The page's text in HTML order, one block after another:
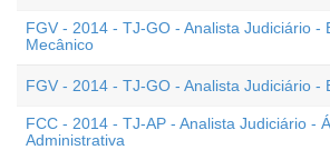
FGV - 2014 - TJ-GO - Analista Judiciário -
Mecânico
FGV - 2014 - TJ-GO - Analista Judiciário -
FCC - 2014 - TJ-AP - Analista Judiciário -
Administrativa